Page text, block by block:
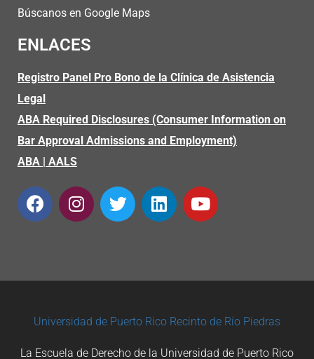
Búscanos en Google Maps
ENLACES
Registro Panel Pro Bono de la Clínica de Asistencia
Legal
ABA Required Disclosures (Consumer Information on
Bar Approval Admissions and Employment)
ABA | AALS
Universidad de Puerto Rico Recinto de Río Piedras
La Escuela de Derecho de la Universidad de Puerto Rico